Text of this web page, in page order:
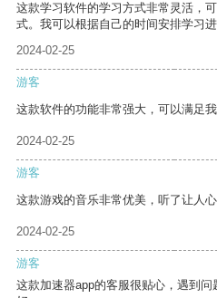
这款学习软件的学习方式非常灵活，
式。我可以根据自己的时间安排学习进
2024-02-25
游客
这款软件的功能非常强大，可以满足我
2024-02-25
游客
这款游戏的音乐非常优美，听了让人心
2024-02-25
游客
这款加速器app的客服很贴心，遇到